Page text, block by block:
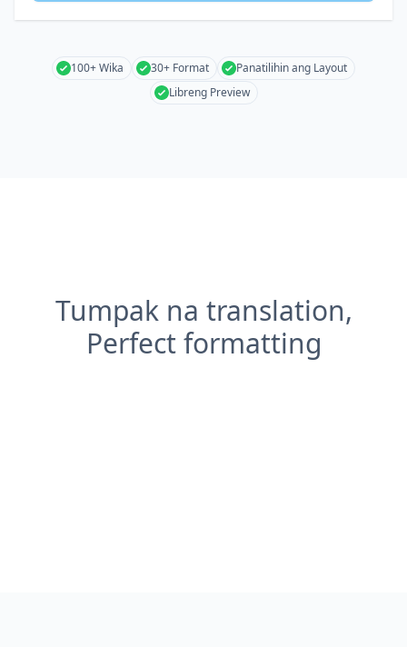
100+ Wika 30+ Format
Panatilihin ang Layout
Libreng Preview
Tumpak na translation,
Perfect formatting